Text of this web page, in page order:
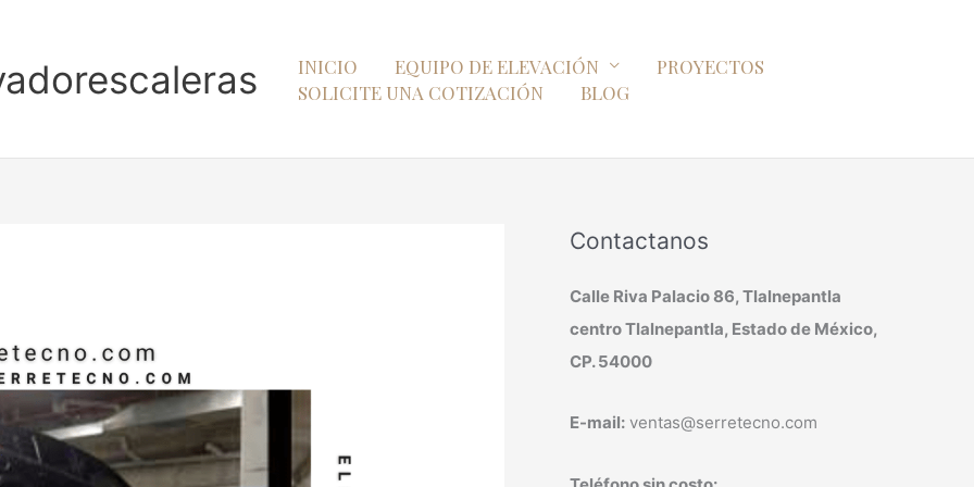
INICIO EQUIPO DE ELEVACIÓN
PROYECTOS
SOLICITE UNA COTIZACIÓN
BLOG
Contactanos
Calle Riva Palacio 86, Tlalnepantla
centro Tlalnepantla, Estado de México,
CP. 54000
E-mail: ventas@serretecno.com